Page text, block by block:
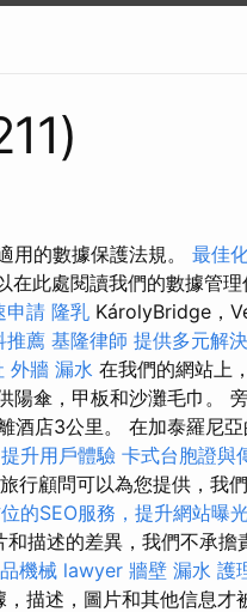
用的數據保護法規。 最佳
在此處閱讀我們的數據管理
申請 隆乳 KárolyBridge，
推薦 基隆律師 提供多元解
外牆 漏水 在我們的網站上
陽傘，甲板和沙灘毛巾。
店3公里。 在加泰羅尼亞
升用戶體驗 卡式台胞證與
行顧問可以為您提供，我
的SEO服務，提升網站曝
描述的差異，我們不承擔
機械 lawyer 牆壁 漏水 護
描述，圖片和其他信息才